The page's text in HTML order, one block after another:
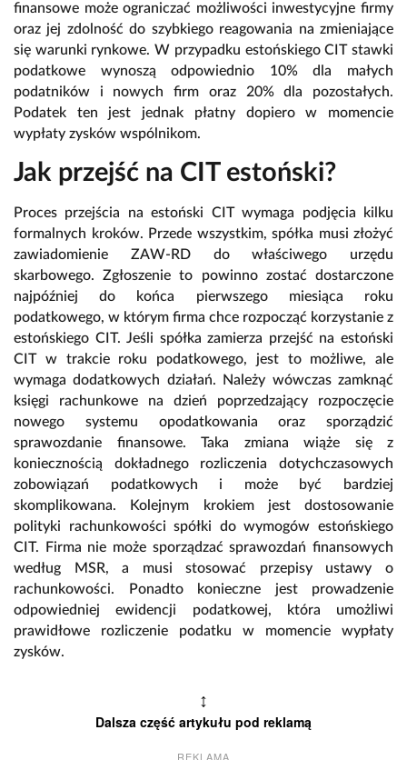
finansowe może ograniczać możliwości inwestycyjne firmy
oraz jej zdolność do szybkiego reagowania na zmieniające
się warunki rynkowe. W przypadku estońskiego CIT stawki
podatkowe wynoszą odpowiednio 10% dla małych
podatników i nowych firm oraz 20% dla pozostałych.
Podatek ten jest jednak płatny dopiero w momencie
wypłaty zysków wspólnikom.
Jak przejść na CIT estoński?
Proces przejścia na estoński CIT wymaga podjęcia kilku
formalnych kroków. Przede wszystkim, spółka musi złożyć
zawiadomienie ZAW-RD do właściwego urzędu
skarbowego. Zgłoszenie to powinno zostać dostarczone
najpóźniej do końca pierwszego miesiąca roku
podatkowego, w którym firma chce rozpocząć korzystanie z
estońskiego CIT. Jeśli spółka zamierza przejść na estoński
CIT w trakcie roku podatkowego, jest to możliwe, ale
wymaga dodatkowych działań. Należy wówczas zamknąć
księgi rachunkowe na dzień poprzedzający rozpoczęcie
nowego systemu opodatkowania oraz sporządzić
sprawozdanie finansowe. Taka zmiana wiąże się z
koniecznością dokładnego rozliczenia dotychczasowych
zobowiązań podatkowych i może być bardziej
skomplikowana. Kolejnym krokiem jest dostosowanie
polityki rachunkowości spółki do wymogów estońskiego
CIT. Firma nie może sporządzać sprawozdań finansowych
według MSR, a musi stosować przepisy ustawy o
rachunkowości. Ponadto konieczne jest prowadzenie
odpowiedniej ewidencji podatkowej, która umożliwi
prawidłowe rozliczenie podatku w momencie wypłaty
zysków.
↕
Dalsza część artykułu pod reklamą
REKLAMA